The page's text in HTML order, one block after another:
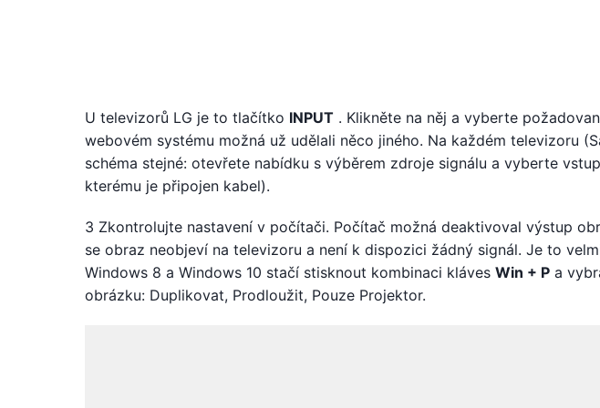
U televizorů LG je to tlačítko INPUT . Klikněte na něj a vyberte
webovém systému možná už udělali něco jiného. Na každém televizoru
schéma stejné: otevřete nabídku s výběrem zdroje signálu a vyberte
kterému je připojen kabel).
3 Zkontrolujte nastavení v počítači. Počítač možná deaktivoval výstup
se obraz neobjeví na televizoru a není k dispozici žádný signál. Je to
Windows 8 a Windows 10 stačí stisknout kombinaci kláves Win + P a
obrázku: Duplikovat, Prodloužit, Pouze Projektor.